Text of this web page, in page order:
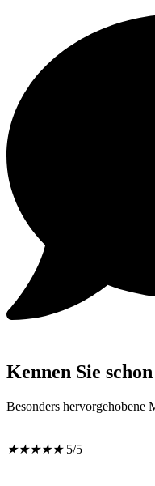
Kennen Sie
Besonders hervorgehobene
★★★★★ 5/5